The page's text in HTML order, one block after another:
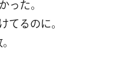
た。
るのに。